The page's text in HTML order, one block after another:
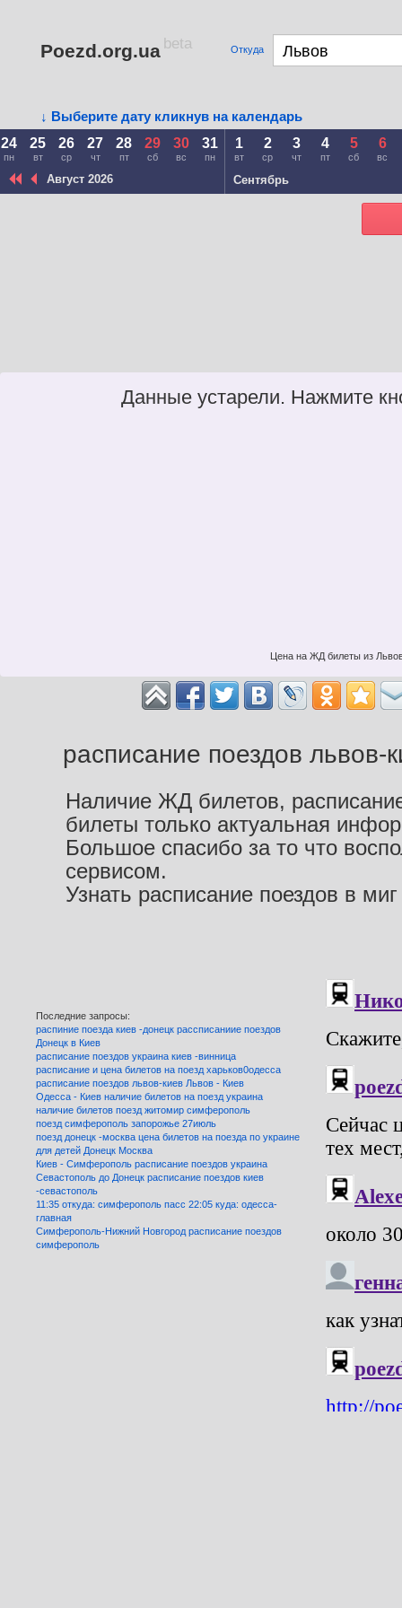
Poezd.org.ua beta Откуда
↓ Выберите дату кликнув на календарь
24
пн
25
вт
26
ср
27
чт
28
пт
29
сб
30
вс
31
пн
Сентябрь
1
вт
2
ср
3
чт
4
пт
5
сб
6
вс
Август 2026
Данные устарели. Нажмите
Цена на ЖД билеты из
расписание поездов львов-
Наличие ЖД билетов,
билеты только актуальная
Большое спасибо за то что
сервисом.
Узнать расписание поездов в
Последние запросы:
распиние поезда киев -донецк рассписаниие поездов
Донецк в Киев
расписание поездов украина киев -винница
расписание и цена билетов на поезд харьков0одесса
расписание поездов львов-киев Львов - Киев
Одесса - Киев наличие билетов на поезд украина
наличие билетов поезд житомир симферополь
поезд симферополь запорожье 27июль
поезд донецк -москва цена билетов на поезда по украине
для детей Донецк Москва
Киев - Симферополь расписание поездов украина
Севастополь до Донецк расписание поездов киев
-севастополь
11:35 откуда: симферополь пасс 22:05 куда: одесса-
главная
Симферополь-Нижний Новгород расписание поездов
симферополь